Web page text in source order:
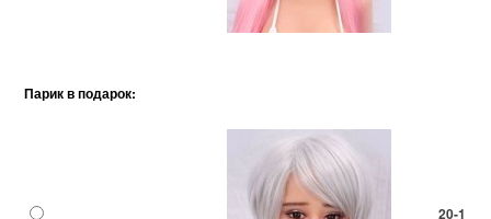
Парик в подарок:
20-1